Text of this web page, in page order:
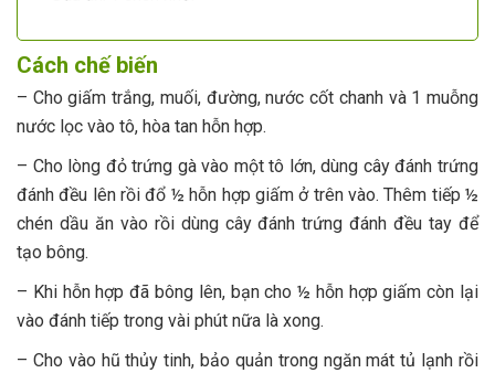
Cách chế biến
– Cho giấm trắng, muối, đường, nước cốt chanh và 1 muỗng
nước lọc vào tô, hòa tan hỗn hợp.
– Cho lòng đỏ trứng gà vào một tô lớn, dùng cây đánh trứng
đánh đều lên rồi đổ ½ hỗn hợp giấm ở trên vào. Thêm tiếp ½
chén dầu ăn vào rồi dùng cây đánh trứng đánh đều tay để
tạo bông.
– Khi hỗn hợp đã bông lên, bạn cho ½ hỗn hợp giấm còn lại
vào đánh tiếp trong vài phút nữa là xong.
– Cho vào hũ thủy tinh, bảo quản trong ngăn mát tủ lạnh rồi